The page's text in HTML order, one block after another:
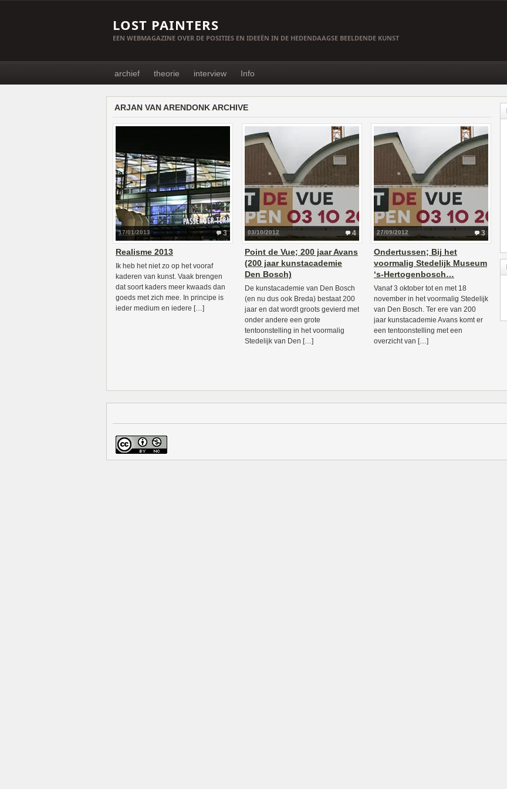
LOST PAINTERS
EEN WEBMAGAZINE OVER DE POSITIES EN IDEEËN IN DE HEDENDAAGSE BEELDENDE KUNST
archief theorie interview Info
ARJAN VAN ARENDONK ARCHIVE
3
17/01/2013
Realisme 2013
Ik heb het niet zo op het vooraf
kaderen van kunst. Vaak brengen
dat soort kaders meer kwaads dan
goeds met zich mee. In principe is
ieder medium en iedere […]
4
03/10/2012
Point de Vue; 200 jaar Avans
(200 jaar kunstacademie
Den Bosch)
De kunstacademie van Den Bosch
(en nu dus ook Breda) bestaat 200
jaar en dat wordt groots gevierd met
onder andere een grote
tentoonstelling in het voormalig
Stedelijk van Den […]
3
27/09/2012
Ondertussen; Bij het
voormalig Stedelijk Museum
‘s-Hertogenbosch…
Vanaf 3 oktober tot en met 18
november in het voormalig Stedelijk
van Den Bosch. Ter ere van 200
jaar kunstacademie Avans komt er
een tentoonstelling met een
overzicht van […]